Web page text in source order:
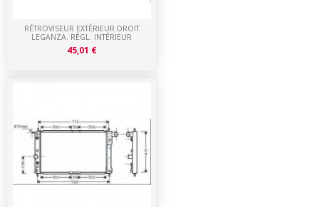
RÉTROVISEUR EXTÉRIEUR DROIT
LEGANZA. RÈGL. INTÉRIEUR
45,01 €